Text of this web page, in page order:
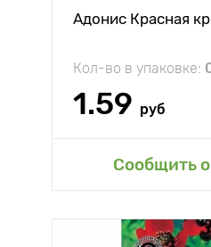
Адонис Красная
Кол-во в упаковке:
1.59 руб
Сообщить